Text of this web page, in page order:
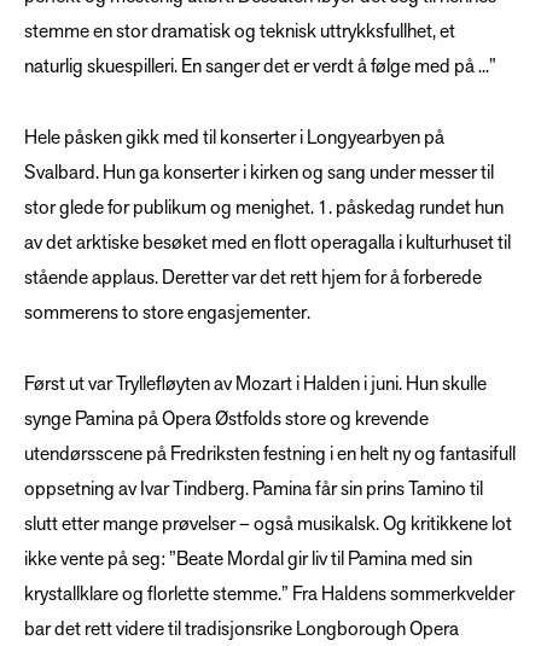
stemme en stor dramatisk og teknisk uttrykksfullhet, et
naturlig skuespilleri. En sanger det er verdt å følge med på ...”
Hele påsken gikk med til konserter i Longyearbyen på
Svalbard. Hun ga konserter i kirken og sang under messer til
stor glede for publikum og menighet. 1. påskedag rundet hun
av det arktiske besøket med en flott operagalla i kulturhuset til
stående applaus. Deretter var det rett hjem for å forberede
sommerens to store engasjementer.
Først ut var Tryllefløyten av Mozart i Halden i juni. Hun skulle
synge Pamina på Opera Østfolds store og krevende
utendørsscene på Fredriksten festning i en helt ny og fantasifull
oppsetning av Ivar Tindberg. Pamina får sin prins Tamino til
slutt etter mange prøvelser – også musikalsk. Og kritikkene lot
ikke vente på seg: ”Beate Mordal gir liv til Pamina med sin
krystallklare og florlette stemme.” Fra Haldens sommerkvelder
bar det rett videre til tradisjonsrike Longborough Opera